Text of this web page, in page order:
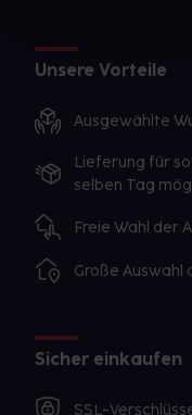
Unsere Vorteile
Ausgewählte
Lieferung für
selben Tag
Freie Wahl der
Große Auswahl
Sicher einkaufen
SSL-